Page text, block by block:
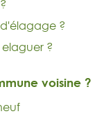
d'élagage ?
?
voisine ?